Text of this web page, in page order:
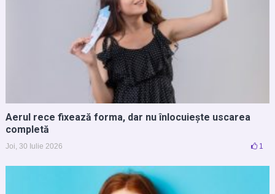
Aerul rece fixează forma, dar nu înlocuiește uscarea
completă
Joi, 30 Iulie 2026 1